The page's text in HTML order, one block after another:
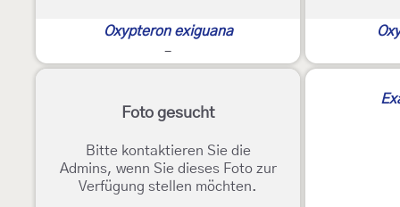
Oxypteron exiguana
-
Foto gesucht
Bitte kontaktieren Sie die
Admins, wenn Sie dieses Foto zur
Verfügung stellen möchten.